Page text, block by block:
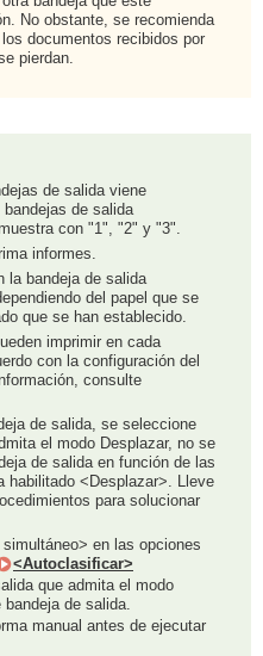
No obstante, se recomienda
documentos recibidos por
pierdan.
de salida viene
de salida
con "1", "2" y "3".
informes.
la bandeja de salida
del papel que se
que se han establecido.
imprimir en cada
con la configuración del
consulte
de salida, se seleccione
el modo Desplazar, no se
de salida en función de las
habilitado <Desplazar>. Lleve
para solucionar
en las opciones
<Autoclasificar>
que admita el modo
de salida.
manual antes de ejecutar